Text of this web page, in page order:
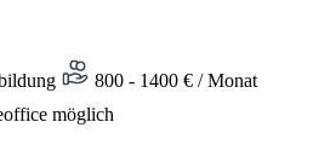
800 - 1400 € / Monat
möglich